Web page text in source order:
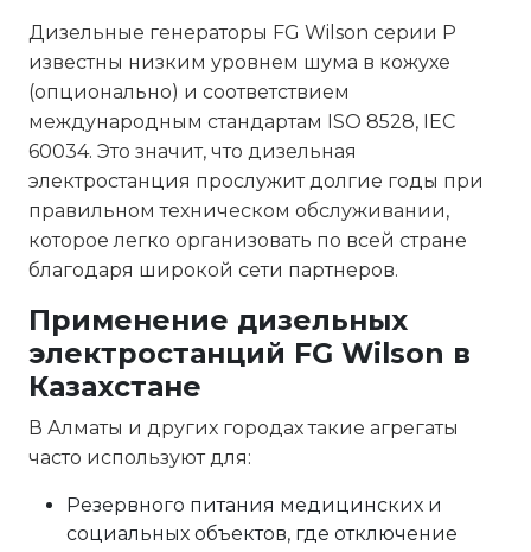
Дизельные генераторы FG Wilson серии P
известны низким уровнем шума в кожухе
(опционально) и соответствием
международным стандартам ISO 8528, IEC
60034. Это значит, что дизельная
электростанция прослужит долгие годы при
правильном техническом обслуживании,
которое легко организовать по всей стране
благодаря широкой сети партнеров.
Применение дизельных
электростанций FG Wilson в
Казахстане
В Алматы и других городах такие агрегаты
часто используют для:
Резервного питания медицинских и
социальных объектов, где отключение